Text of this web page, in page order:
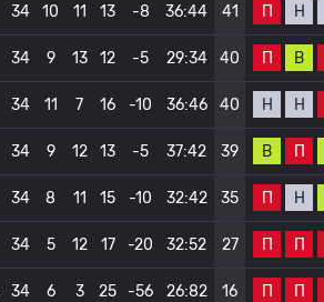
34 10 11 13 -8 36:44 41 П Н
34 9 13 12 -5 29:34 40 П В
34 11 7 16 -10 36:46 40 Н Н
34 9 12 13 -5 37:42 39 В П
34 8 11 15 -10 32:42 35 П Н
34 5 12 17 -20 32:52 27 П П
34 6 3 25 -56 26:82 16 П П